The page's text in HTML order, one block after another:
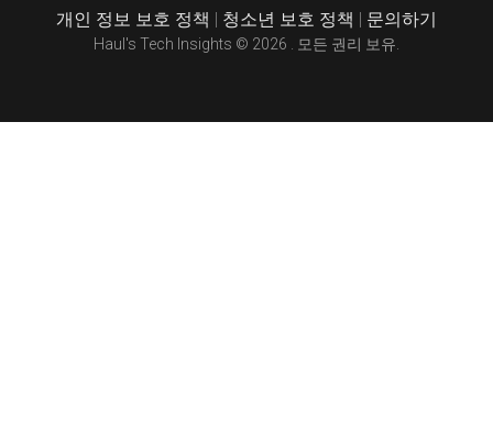
개인 정보 보호 정책 청소년 보호 정책 문의하기
Haul's Tech Insights © 2026 . 모든 권리 보유.